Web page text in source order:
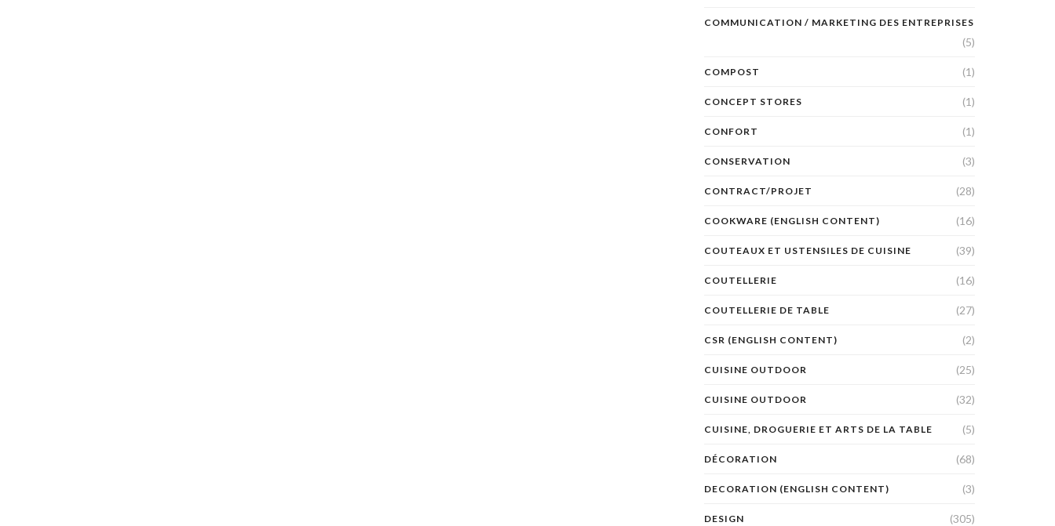
COMMUNICATION / MARKETING DES ENTREPRISES
(5)
COMPOST (1)
CONCEPT STORES (1)
CONFORT (1)
CONSERVATION (3)
CONTRACT/PROJET (28)
COOKWARE (ENGLISH CONTENT) (16)
COUTEAUX ET USTENSILES DE CUISINE (39)
COUTELLERIE (16)
COUTELLERIE DE TABLE (27)
CSR (ENGLISH CONTENT) (2)
CUISINE OUTDOOR (25)
CUISINE OUTDOOR (32)
CUISINE, DROGUERIE ET ARTS DE LA TABLE (5)
DÉCORATION (68)
DECORATION (ENGLISH CONTENT) (3)
DESIGN (305)